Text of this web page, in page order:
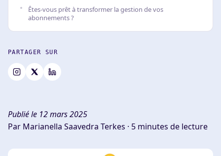
Êtes-vous prêt à transformer la gestion de vos
abonnements ?
PARTAGER SUR
Publié le 12 mars 2025
Par Marianella Saavedra Terkes · 5 minutes de lecture